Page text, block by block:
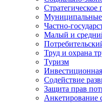
Стратегическое
Частно-
Малый и
Труд и охрана
Туризм
Инвестиционная
Содействие
Защита прав
Анкетирование